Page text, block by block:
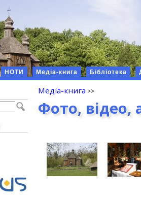
НОТИ Медіа-книга Бібліотека
Медіа-книга
Фото, відео,